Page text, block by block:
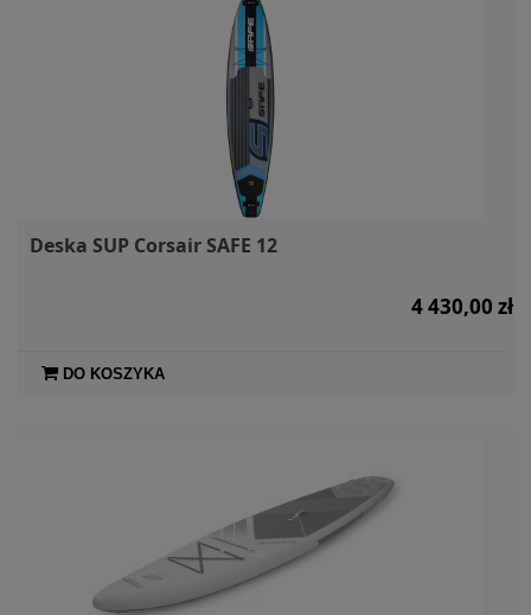
Deska SUP Corsair SAFE 12
4 430,00 zł
DO KOSZYKA